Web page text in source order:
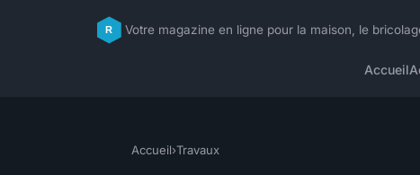
Votre magazine en ligne pour la maison, le
Accueil
Accueil›Travaux